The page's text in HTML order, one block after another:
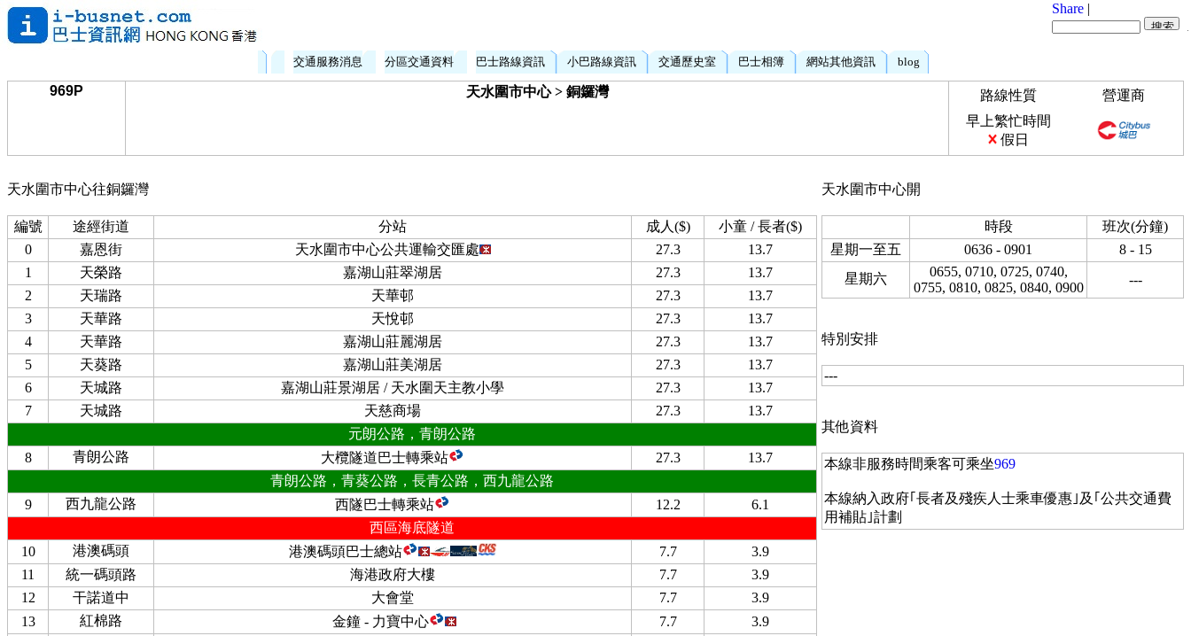
Share |
交通服務消息 分區交通資料 巴士路線資訊 小巴路線資訊 交通歷史室 巴士相簿 網站其他資訊 blog
969P 天水圍市中心 > 銅鑼灣 路線性質
營運商
早上繁忙時間
假日
天水圍市中心往銅鑼灣
編號 途經街道 分站 成人($)
小童 / 長者($)
0
嘉恩街 天水圍市中心公共運輸交匯處 27.3
13.7
1
天榮路 嘉湖山莊翠湖居 27.3
13.7
2
天瑞路 天華邨 27.3
13.7
3
天華路 天悅邨 27.3
13.7
4
天華路 嘉湖山莊麗湖居 27.3
13.7
5
天葵路 嘉湖山莊美湖居 27.3
13.7
6
天城路 嘉湖山莊景湖居 / 天水圍天主教小學 27.3
13.7
7
天城路 天慈商場 27.3
13.7
元朗公路，青朗公路
8
青朗公路 大欖隧道巴士轉乘站 27.3
13.7
青朗公路，青葵公路，長青公路，西九龍公路
9
西九龍公路 西隧巴士轉乘站 12.2
6.1
西區海底隧道
10
港澳碼頭 港澳碼頭巴士總站 7.7
3.9
11
統一碼頭路 海港政府大樓 7.7
3.9
12
干諾道中 大會堂 7.7
3.9
13
紅棉路 金鐘 - 力寶中心 7.7
3.9
天水圍市中心開
時段
班次(分鐘)
星期一至五
0636 - 0901
8 - 15
星期六
0655, 0710, 0725, 0740,
0755, 0810, 0825, 0840, 0900
---
特別安排
---
其他資料
本線非服務時間乘客可乘坐969
本線納入政府｢長者及殘疾人士乘車優惠｣及｢公共交通費
用補貼｣計劃